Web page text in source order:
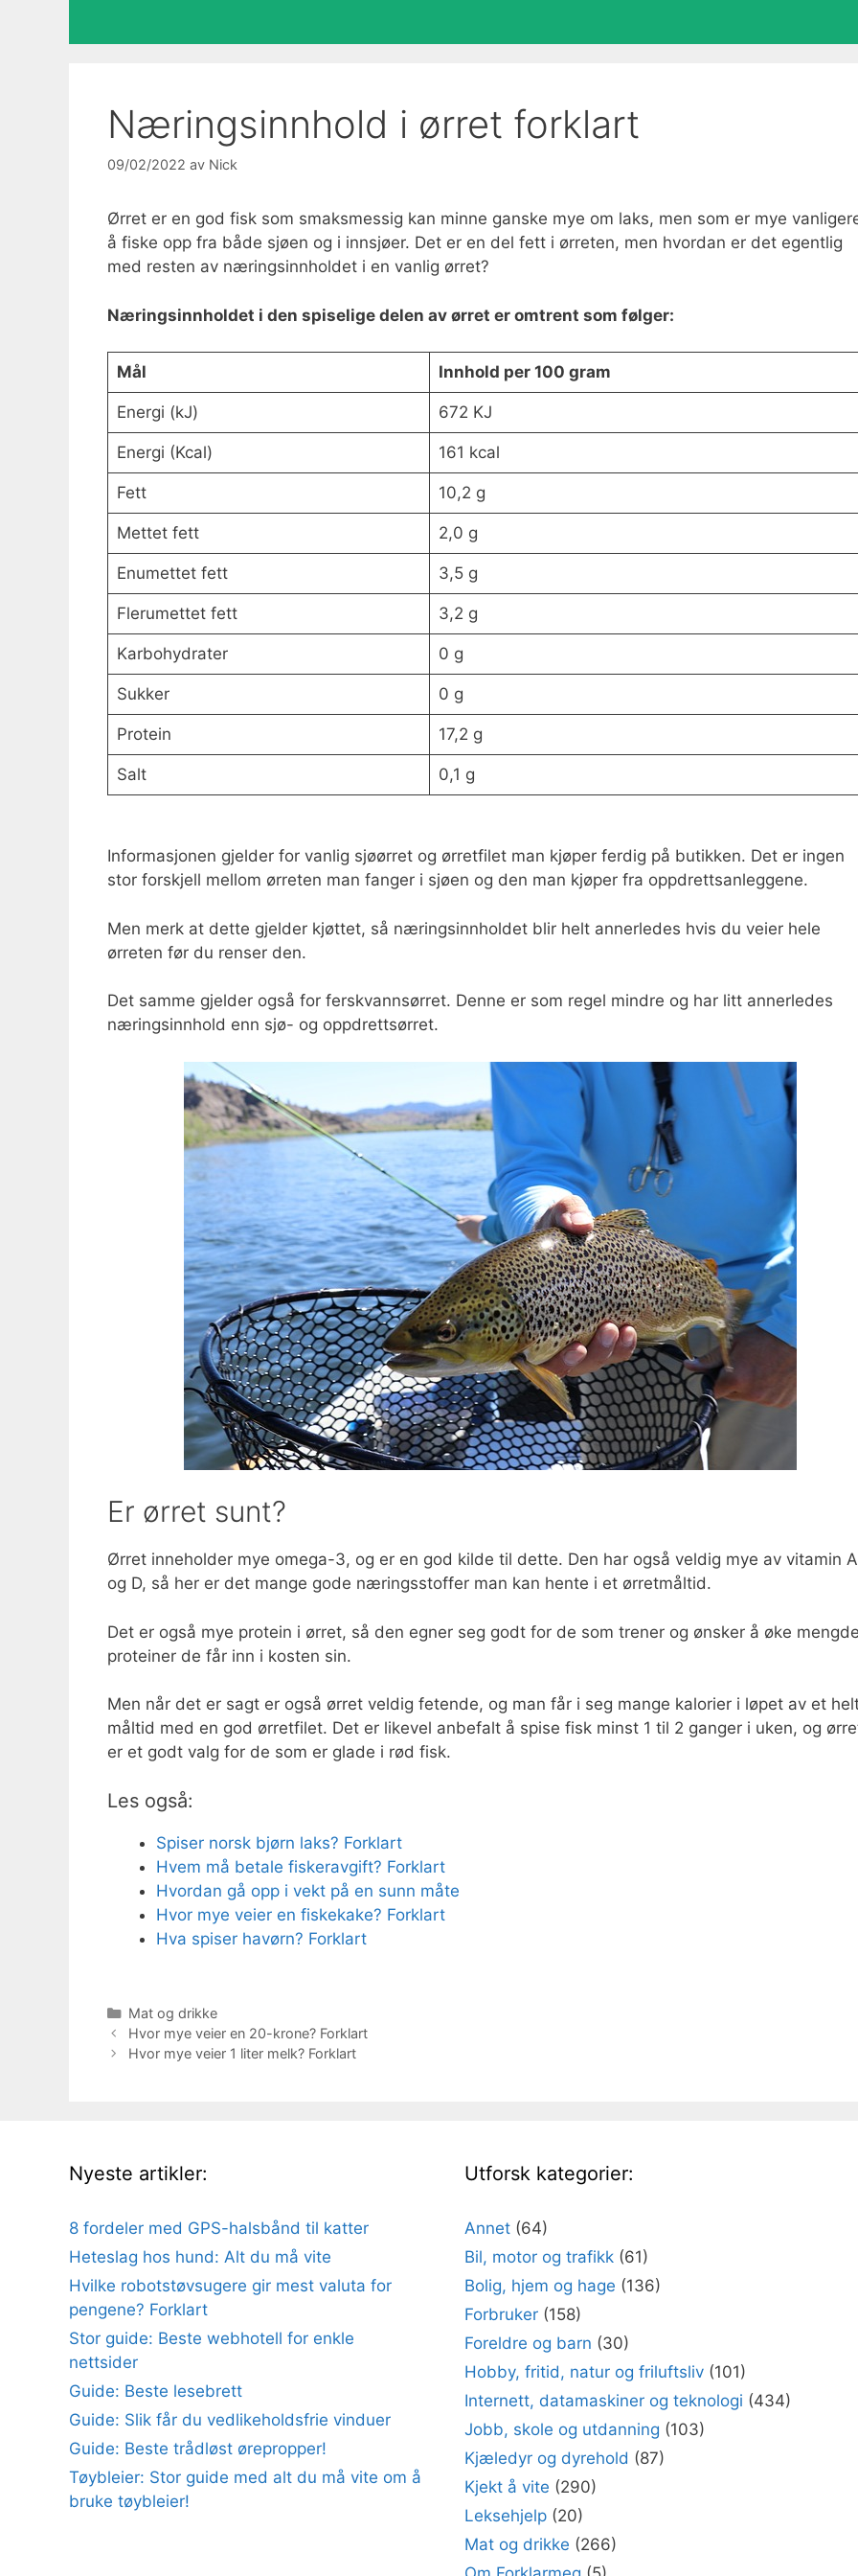
Næringsinnhold i ørret forklart
09/02/2022 av Nick
Ørret er en god fisk som smaksmessig kan minne ganske mye om laks, men som er mye
å fiske opp fra både sjøen og i innsjøer. Det er en del fett i ørreten, men hvordan er det egentlig
med resten av næringsinnholdet i en vanlig ørret?
Næringsinnholdet i den spiselige delen av ørret er omtrent som følger:
Mål Innhold per 100 gram
Energi (kJ) 672 KJ
Energi (Kcal) 161 kcal
Fett 10,2 g
Mettet fett 2,0 g
Enumettet fett 3,5 g
Flerumettet fett 3,2 g
Karbohydrater 0 g
Sukker 0 g
Protein 17,2 g
Salt 0,1 g
Informasjonen gjelder for vanlig sjøørret og ørretfilet man kjøper ferdig på butikken. Det er ingen
stor forskjell mellom ørreten man fanger i sjøen og den man kjøper fra oppdrettsanleggene.
Men merk at dette gjelder kjøttet, så næringsinnholdet blir helt annerledes hvis du veier hele
ørreten før du renser den.
Det samme gjelder også for ferskvannsørret. Denne er som regel mindre og har litt annerledes
næringsinnhold enn sjø- og oppdrettsørret.
Er ørret sunt?
Ørret inneholder mye omega-3, og er en god kilde til dette. Den har også veldig mye av vitamin A
og D, så her er det mange gode næringsstoffer man kan hente i et ørretmåltid.
Det er også mye protein i ørret, så den egner seg godt for de som trener og ønsker å øke
proteiner de får inn i kosten sin.
Men når det er sagt er også ørret veldig fetende, og man får i seg mange kalorier i løpet av et
måltid med en god ørretfilet. Det er likevel anbefalt å spise fisk minst 1 til 2 ganger i uken, og
er et godt valg for de som er glade i rød fisk.
Les også:
Spiser norsk bjørn laks? Forklart
Hvem må betale fiskeravgift? Forklart
Hvordan gå opp i vekt på en sunn måte
Hvor mye veier en fiskekake? Forklart
Hva spiser havørn? Forklart
Kategorier
Mat og drikke
Hvor mye veier en 20-krone? Forklart
Hvor mye veier 1 liter melk? Forklart
Nyeste artikler:
8 fordeler med GPS-halsbånd til katter
Heteslag hos hund: Alt du må vite
Hvilke robotstøvsugere gir mest valuta for
pengene? Forklart
Stor guide: Beste webhotell for enkle
nettsider
Guide: Beste lesebrett
Guide: Slik får du vedlikeholdsfrie vinduer
Guide: Beste trådløst ørepropper!
Tøybleier: Stor guide med alt du må vite om å
bruke tøybleier!
Utforsk kategorier:
Annet (64)
Bil, motor og trafikk (61)
Bolig, hjem og hage (136)
Forbruker (158)
Foreldre og barn (30)
Hobby, fritid, natur og friluftsliv (101)
Internett, datamaskiner og teknologi (434)
Jobb, skole og utdanning (103)
Kjæledyr og dyrehold (87)
Kjekt å vite (290)
Leksehjelp (20)
Mat og drikke (266)